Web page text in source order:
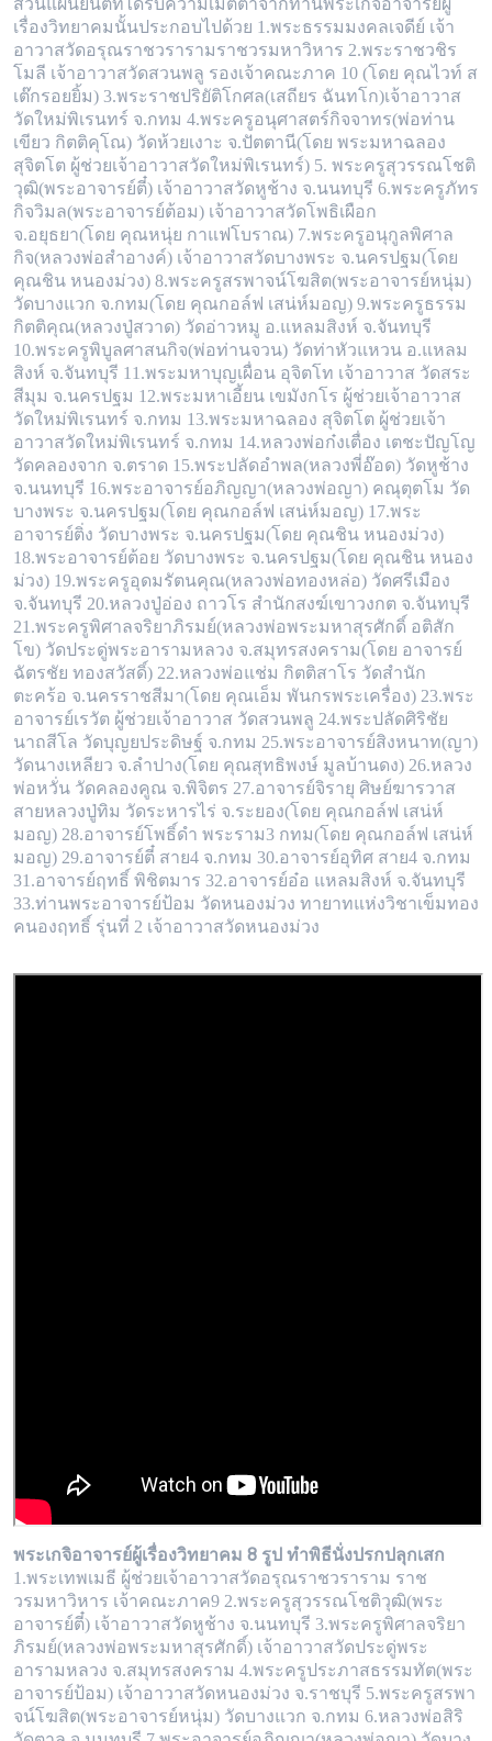
ส่วนแผ่นยันต์ที่ได้รับความเมตตาจากท่านพระเกจิอาจารย์ผู้
เรื่องวิทยาคมนั้นประกอบไปด้วย 1.พระธรรมมงคลเจดีย์ เจ้า
อาวาสวัดอรุณราชวรารามราชวรมหาวิหาร 2.พระราชวชิร
โมลี เจ้าอาวาสวัดสวนพลู รองเจ้าคณะภาค 10 (โดย คุณไวท์ ส
เต๊กรอยยิ้ม) 3.พระราชปริยัติโกศล(เสถียร ฉันทโก)เจ้าอาวาส
วัดใหม่พิเรนทร์ จ.กทม 4.พระครูอนุศาสตร์กิจจาทร(พ่อท่าน
เขียว กิตติคุโณ) วัดห้วยเงาะ จ.ปัตตานี(โดย พระมหาฉลอง
สุจิตโต ผู้ช่วยเจ้าอาวาสวัดใหม่พิเรนทร์) 5. พระครูสุวรรณโชติ
วุฒิ(พระอาจารย์ตี๋) เจ้าอาวาสวัดหูช้าง จ.นนทบุรี 6.พระครูภัทร
กิจวิมล(พระอาจารย์ต้อม) เจ้าอาวาสวัดโพธิเผือก
จ.อยุธยา(โดย คุณหนุ่ย กาแฟโบราณ) 7.พระครูอนุกูลพิศาล
กิจ(หลวงพ่อสำอางค์) เจ้าอาวาสวัดบางพระ จ.นครปฐม(โดย
คุณชิน หนองม่วง) 8.พระครูสรพาจน์โฆสิต(พระอาจารย์หนุ่ม)
วัดบางแวก จ.กทม(โดย คุณกอล์ฟ เสน่ห์มอญ) 9.พระครูธรรม
กิตติคุณ(หลวงปู่สวาด) วัดอ่าวหมู อ.แหลมสิงห์ จ.จันทบุรี
10.พระครูพิบูลศาสนกิจ(พ่อท่านจวน) วัดท่าหัวแหวน อ.แหลม
สิงห์ จ.จันทบุรี 11.พระมหาบุญเผื่อน อุจิตโท เจ้าอาวาส วัดสระ
สีมุม จ.นครปฐม 12.พระมหาเอี้ยน เขมังกโร ผู้ช่วยเจ้าอาวาส
วัดใหม่พิเรนทร์ จ.กทม 13.พระมหาฉลอง สุจิตโต ผู้ช่วยเจ้า
อาวาสวัดใหม่พิเรนทร์ จ.กทม 14.หลวงพ่อก๋งเตื่อง เตชะปัญโญ
วัดคลองจาก จ.ตราด 15.พระปลัดอำพล(หลวงพี่อ๊อด) วัดหูช้าง
จ.นนทบุรี 16.พระอาจารย์อภิญญา(หลวงพ่อญา) คณุตุตโม วัด
บางพระ จ.นครปฐม(โดย คุณกอล์ฟ เสน่ห์มอญ) 17.พระ
อาจารย์ติ่ง วัดบางพระ จ.นครปฐม(โดย คุณชิน หนองม่วง)
18.พระอาจารย์ต้อย วัดบางพระ จ.นครปฐม(โดย คุณชิน หนอง
ม่วง) 19.พระครูอุดมรัตนคุณ(หลวงพ่อทองหล่อ) วัดศรีเมือง
จ.จันทบุรี 20.หลวงปู่อ่อง ถาวโร สำนักสงฆ์เขาวงกต จ.จันทบุรี
21.พระครูพิศาลจริยาภิรมย์(หลวงพ่อพระมหาสุรศักดิ์ อติสัก
โข) วัดประดู่พระอารามหลวง จ.สมุทรสงคราม(โดย อาจารย์
ฉัตรชัย ทองสวัสดิ์) 22.หลวงพ่อแช่ม กิตติสาโร วัดสำนัก
ตะคร้อ จ.นครราชสีมา(โดย คุณเอ็ม พันกรพระเครื่อง) 23.พระ
อาจารย์เรวัต ผู้ช่วยเจ้าอาวาส วัดสวนพลู 24.พระปลัดศิริชัย
นาถสีโล วัดบุญยประดิษฐ์ จ.กทม 25.พระอาจารย์สิงหนาท(ญา)
วัดนางเหลียว จ.ลำปาง(โดย คุณสุทธิพงษ์ มูลบ้านดง) 26.หลวง
พ่อหวั่น วัดคลองคูณ จ.พิจิตร 27.อาจารย์จิรายุ ศิษย์ฆารวาส
สายหลวงปู่ทิม วัดระหารไร่ จ.ระยอง(โดย คุณกอล์ฟ เสน่ห์
มอญ) 28.อาจารย์โพธิ์ดำ พระราม3 กทม(โดย คุณกอล์ฟ เสน่ห์
มอญ) 29.อาจารย์ตี๋ สาย4 จ.กทม 30.อาจารย์อุทิศ สาย4 จ.กทม
31.อาจารย์ฤทธิ์ พิชิตมาร 32.อาจารย์อ๋อ แหลมสิงห์ จ.จันทบุรี
33.ท่านพระอาจารย์ป้อม วัดหนองม่วง ทายาทแห่งวิชาเข็มทอง
คนองฤทธิ์ รุ่นที่ 2 เจ้าอาวาสวัดหนองม่วง
พระเกจิอาจารย์ผู้เรื่องวิทยาคม 8 รูป ทำพิธีนั่งปรกปลุกเสก
1.พระเทพเมธี ผู้ช่วยเจ้าอาวาสวัดอรุณราชวราราม ราช
วรมหาวิหาร เจ้าคณะภาค9 2.พระครูสุวรรณโชติวุฒิ(พระ
อาจารย์ตี๋) เจ้าอาวาสวัดหูช้าง จ.นนทบุรี 3.พระครูพิศาลจริยา
ภิรมย์(หลวงพ่อพระมหาสุรศักดิ์) เจ้าอาวาสวัดประดู่พระ
อารามหลวง จ.สมุทรสงคราม 4.พระครูประภาสธรรมทัต(พระ
อาจารย์ป้อม) เจ้าอาวาสวัดหนองม่วง จ.ราชบุรี 5.พระครูสรพา
จน์โฆสิต(พระอาจารย์หนุ่ม) วัดบางแวก จ.กทม 6.หลวงพ่อสิริ